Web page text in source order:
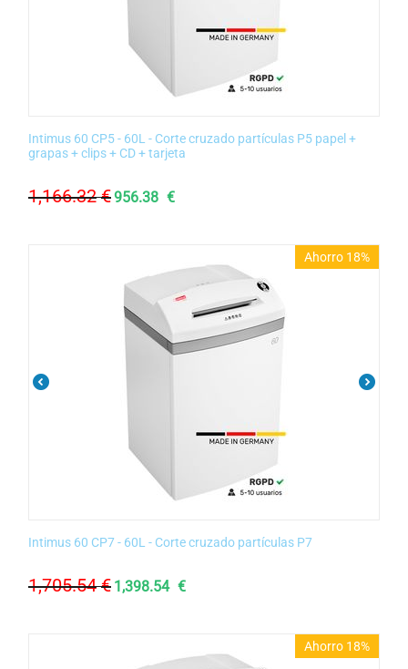
Intimus 60 CP5 - 60L - Corte cruzado partículas P5 papel +
grapas + clips + CD + tarjeta
1,166.32 €956.38 €
Ahorro 18%
Intimus 60 CP7 - 60L - Corte cruzado partículas P7
1,705.54 € 1,398.54 €
Ahorro 18%